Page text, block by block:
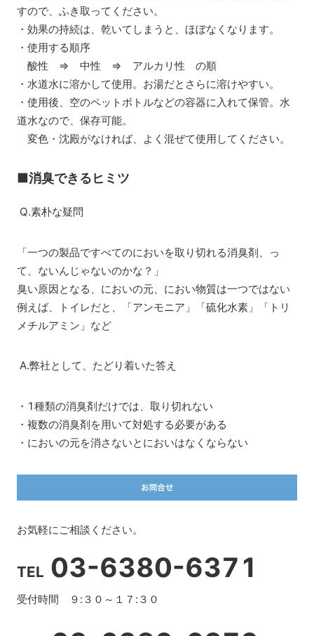
すので、ふき取ってください。
・効果の持続は、乾いてしまうと、ほぼなくなります。
・使用する順序
酸性 ⇒ 中性 ⇒ アルカリ性 の順
・水道水に溶かして使用。お湯だとさらに溶けやすい。
・使用後、空のペットボトルなどの容器に入れて保管。水
道水なので、保存可能。
変色・沈殿がなければ、よく混ぜて使用してください。
■消臭できるヒミツ
Q.素朴な疑問
「一つの製品ですべてのにおいを取り切れる消臭剤、っ
て、ないんじゃないのかな？」
臭い原因となる、においの元、におい物質は一つではない
例えば、トイレだと、「アンモニア」「硫化水素」「トリ
メチルアミン」など
A.弊社として、たどり着いた答え
・1種類の消臭剤だけでは、取り切れない
・複数の消臭剤を用いて対処する必要がある
・においの元を消さないとにおいはなくならない
お気軽にご相談ください。
TEL 03-6380-6371
受付時間 ９:３０～１７:３０